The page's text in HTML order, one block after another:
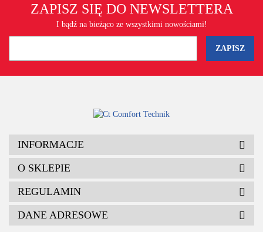
ZAPISZ SIĘ DO NEWSLETTERA
I bądź na bieżąco ze wszystkimi nowościami!
INFORMACJE
O SKLEPIE
REGULAMIN
DANE ADRESOWE